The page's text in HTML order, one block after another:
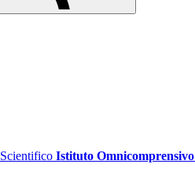
Istituto Omnicomprensivo